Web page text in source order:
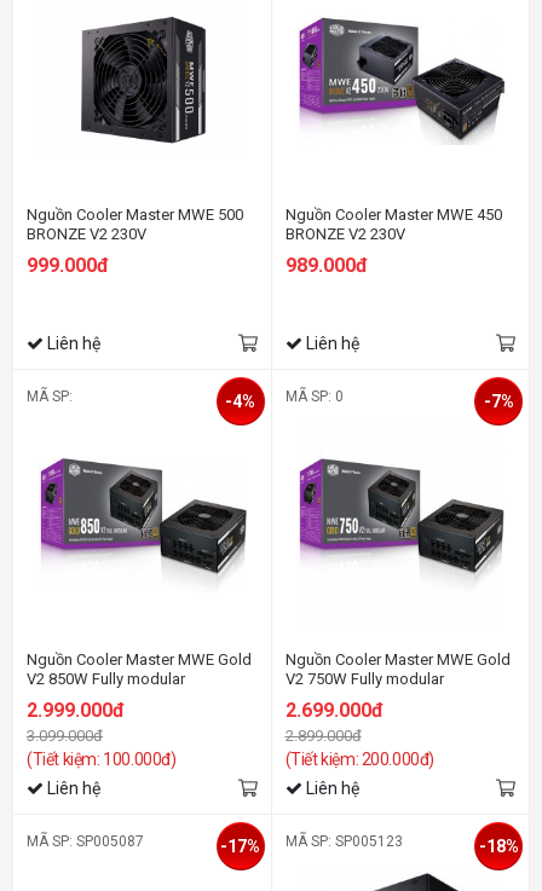
Nguồn Cooler Master MWE 500
BRONZE V2 230V
999.000đ
Liên hệ
Nguồn Cooler Master MWE 450
BRONZE V2 230V
989.000đ
Liên hệ
MÃ SP:
Nguồn Cooler Master MWE Gold
V2 850W Fully modular
2.999.000đ
3.099.000đ
(Tiết kiệm: 100.000đ)
-4%
Liên hệ
MÃ SP: 0
Nguồn Cooler Master MWE Gold
V2 750W Fully modular
2.699.000đ
2.899.000đ
(Tiết kiệm: 200.000đ)
-7%
Liên hệ
MÃ SP: SP005087 -17% MÃ SP: SP005123 -18%